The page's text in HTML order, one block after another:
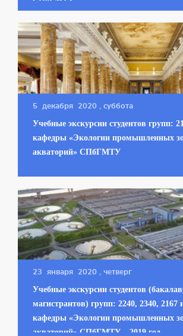
5 декабря 2020 , суббота
Учебные экскурсии студентов групп:
кафедры «Экологии промышленных
акваторий» СПбГМТУ
23 января 2020 , четверг
Учебные экскурсии студентов
магистрантов) групп: 2240, 2340, 2167
кафедры «Экологии промышленных
акваторий» СПбГМТУ – 2019 год